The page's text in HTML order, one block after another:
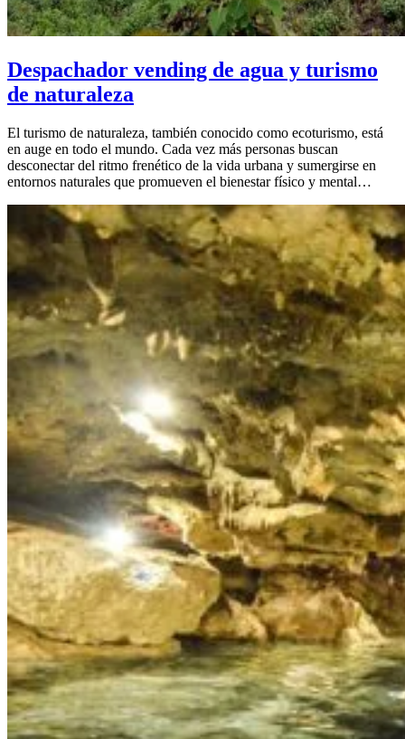
Despachador vending de agua y turismo
de naturaleza
El turismo de naturaleza, también conocido como ecoturismo, está
en auge en todo el mundo. Cada vez más personas buscan
desconectar del ritmo frenético de la vida urbana y sumergirse en
entornos naturales que promueven el bienestar físico y mental…